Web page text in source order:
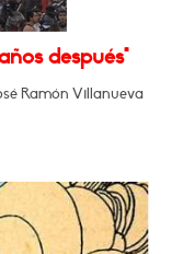
después"
Ramón Villanueva